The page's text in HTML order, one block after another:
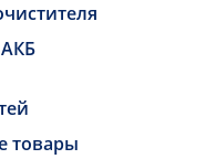
товары